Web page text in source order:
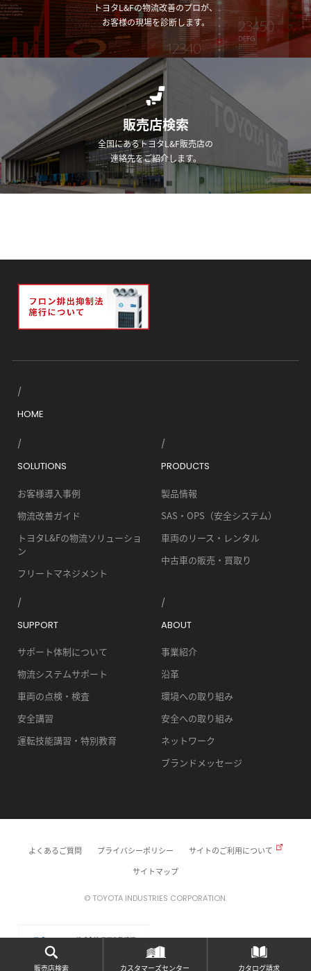
トヨタL&Fの物流改善のプロが、
お客様の現場を診断します。
販売店検索
全国にあるトヨタL&F販売店の
連絡先をご紹介します。
販売店検索 カスタマーズセンター カタログ請求
HOME
SOLUTIONS
お客様導入事例
物流改善ガイド
トヨタL&Fの物流ソリューショ
ン
フリートマネジメント
PRODUCTS
製品情報
SAS・OPS（安全システム）
車両のリース・レンタル
中古車の販売・買取り
SUPPORT
サポート体制について
物流システムサポート
車両の点検・検査
安全講習
運転技能講習・特別教育
ABOUT
事業紹介
沿革
環境への取り組み
安全への取り組み
ネットワーク
ブランドメッセージ
よくあるご質問 プライバシーポリシー
サイトのご利用について
サイトマップ
© TOYOTA INDUSTRIES CORPORATION.